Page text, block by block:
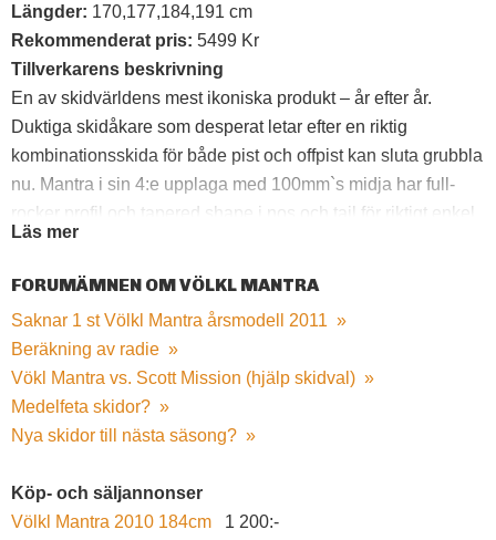
Längder: 170,177,184,191 cm
Rekommenderat pris: 5499 Kr
Tillverkarens beskrivning
En av skidvärldens mest ikoniska produkt – år efter år.
Duktiga skidåkare som desperat letar efter en riktig
kombinationsskida för både pist och offpist kan sluta grubbla
nu. Mantra i sin 4:e upplaga med 100mm`s midja har full-
rocker profil och tapered shape i nos och tail för riktigt enkel
och lättsladdad offpist, samtidigt som Mantra givetvis har
bana till något Mantra äter till frukost. Lätt.
Läs mer
FORUMÄMNEN OM VÖLKL MANTRA
Saknar 1 st Völkl Mantra årsmodell 2011 »
Beräkning av radie »
Vökl Mantra vs. Scott Mission (hjälp skidval) »
Medelfeta skidor? »
Nya skidor till nästa säsong? »
Köp- och säljannonser
Völkl Mantra 2010 184cm 1 200:-